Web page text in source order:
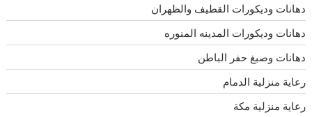
دهانات وديكورات القطيف والظهران
دهانات وديكورات المدينه المنوره
دهانات وصبغ حفر الباطن
رعاية منزلية الدمام
رعاية منزلية مكة